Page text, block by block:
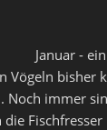
Januar -
Vögeln bisher
Noch immer
Fischfresser